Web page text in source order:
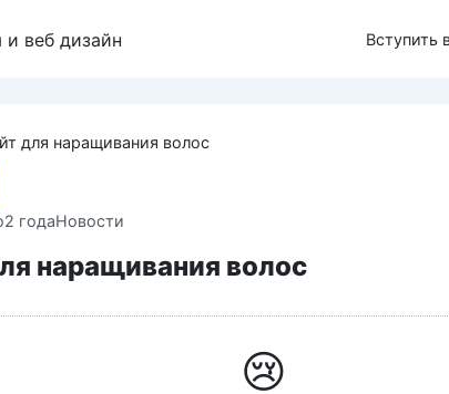
и веб дизайн Вступить
для наращивания волос
2 годаНовости
наращивания волос
😢